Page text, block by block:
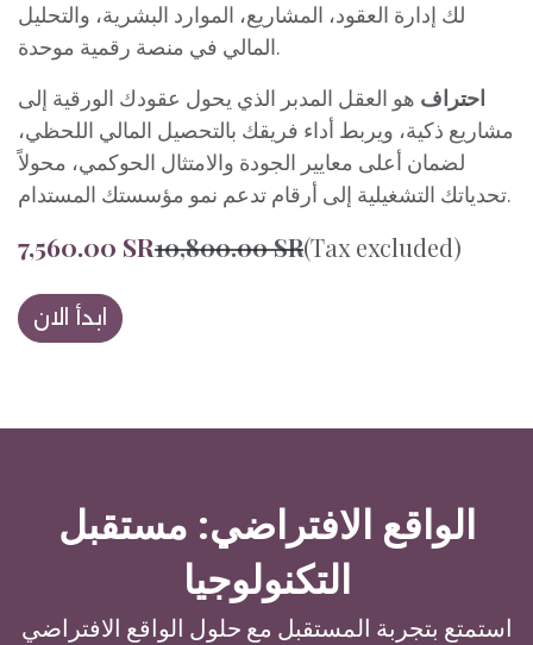
لك إدارة العقود، المشاريع، الموارد البشرية، والتحليل
المالي في منصة رقمية موحدة.
احتراف هو العقل المدبر الذي يحول عقودك الورقية إلى
مشاريع ذكية، ويربط أداء فريقك بالتحصيل المالي اللحظي،
لضمان أعلى معايير الجودة والامتثال الحوكمي، محولاً
تحدياتك التشغيلية إلى أرقام تدعم نمو مؤسستك المستدام.
7,560.00 SR10,800.00SR(Tax excluded)
ابدأ الان
الواقع الافتراضي: مستقبل
التكنولوجيا
استمتع بتجربة المستقبل مع حلول الواقع الافتراضي